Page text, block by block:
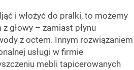
i włożyć do pralki, to możemy
głowy – zamiast płynu
z octem. Innym rozwiązaniem
usługi w firmie
mebli tapicerowanych